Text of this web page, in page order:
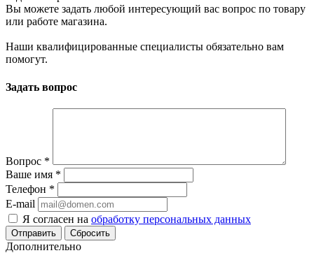
Вы можете задать любой интересующий вас вопрос по товару
или работе магазина.
Наши квалифицированные специалисты обязательно вам
помогут.
Задать вопрос
Вопрос *
Ваше имя *
Телефон *
E-mail
Я согласен на обработку персональных данных
Сбросить
Дополнительно